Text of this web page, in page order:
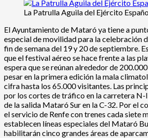
La Patrulla Aguila del Ejército
El Ayuntamiento de Mataró ya tiene a
especial de movilidad para la celebración
fin de semana del 19 y 20 de septiembre.
que el festival aéreo se hace frente a las
espera que se reúnan alrededor de
pesar en la primera edición la mala
cifra hasta los 65.000 visitantes. Las
por los cortes de tráfico en la carretera N-
de la salida Mataró Sur en la C-32. Por el
el servicio de Renfe con trenes cada siete
establecen líneas especiales del Mataró
habilitarán cinco grandes áreas de